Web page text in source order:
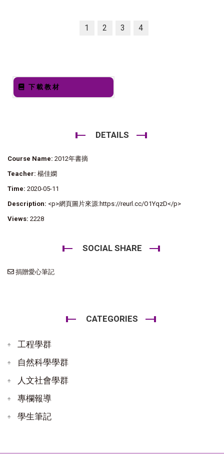
1 2 3 4
下載教材
DETAILS
Course Name: 2012年書摘
Teacher: 楊佳嫻
Time: 2020-05-11
Description: <p>網頁圖片來源:https://reurl.cc/O1YqzD</p>
Views: 2228
SOCIAL SHARE
捐贈愛心筆記
CATEGORIES
工程學群
自然科學學群
人文社會學群
專欄報導
學生筆記